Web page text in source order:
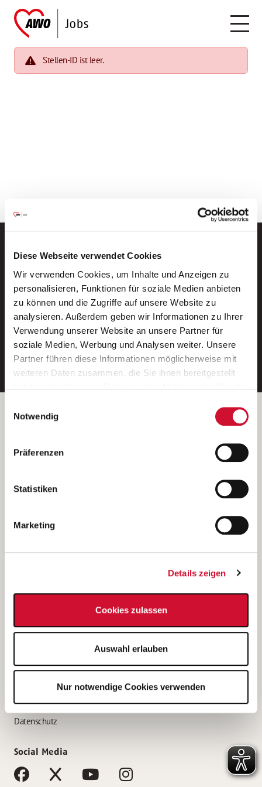
Diese Webseite verwendet Cookies
Wir verwenden Cookies, um Inhalte und Anzeigen zu
personalisieren, Funktionen für soziale Medien anbieten
zu können und die Zugriffe auf unsere Website zu
analysieren. Außerdem geben wir Informationen zu Ihrer
Verwendung unserer Website an unsere Partner für
soziale Medien, Werbung und Analysen weiter. Unsere
Partner führen diese Informationen möglicherweise mit
weiteren Daten zusammen, die Sie ihnen bereitgestellt
Wenn Sie auf „Cookies zulassen“ klicken, so stimmen
Sie der Speicherung sämtlicher Cookies zu. Sie können
Ihre Einwilligung selbstverständlich jederzeit widerrufen,
indem Sie die Cookie-Einstellungen aufrufen und diese
unsererDatenschutzerklärung
Notwendig
Präferenzen
Statistiken
Marketing
Details zeigen
Cookies zulassen
Auswahl erlauben
Nur notwendige Cookies verwenden
Stellen-ID ist leer.
Neue Stellen per E-Mail.
Ein kostenloser Service von AWO
Jobs.
E-Mail-Adresse eintragen
Betreiber der Webseite
Kantstraße 45a
(Ein Tochterunternehmen des AWO Bezirksverbandes Unterfranken
e.V.)
Bewerbung als Altenpflegehelfer*in
Bewerbung als Erzieher*in
AWO Gliederungen nach Bundesland
Impressum
Datenschutz
Social Media